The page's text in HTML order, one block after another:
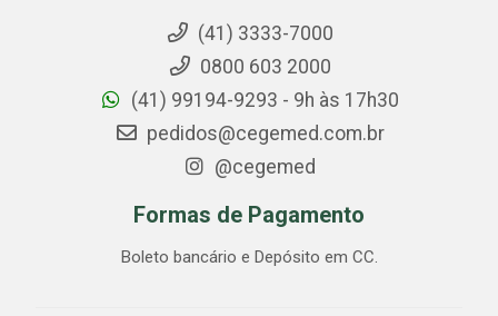
(41) 3333-7000
0800 603 2000
(41) 99194-9293 - 9h às 17h30
pedidos@cegemed.com.br
@cegemed
Formas de Pagamento
Boleto bancário e Depósito em CC.